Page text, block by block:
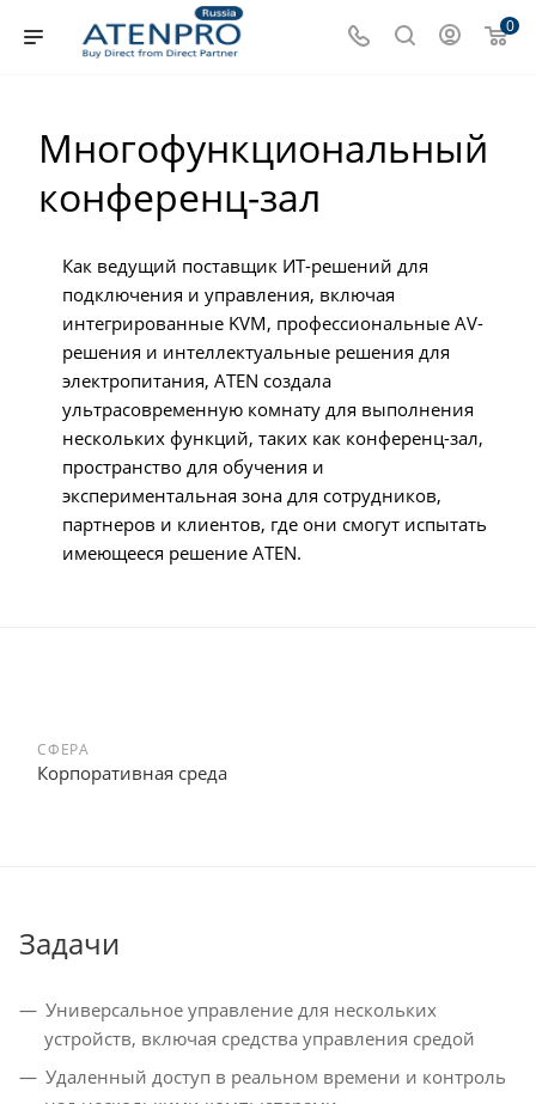
0
Многофункциональный
конференц-зал
Как ведущий поставщик ИТ-решений для
подключения и управления, включая
интегрированные KVM, профессиональные AV-
решения и интеллектуальные решения для
электропитания, ATEN создала
ультрасовременную комнату для выполнения
нескольких функций, таких как конференц-зал,
пространство для обучения и
экспериментальная зона для сотрудников,
партнеров и клиентов, где они смогут испытать
имеющееся решение ATEN.
СФЕРА
Корпоративная среда
Задачи
Универсальное управление для нескольких
устройств, включая средства управления средой
Удаленный доступ в реальном времени и контроль